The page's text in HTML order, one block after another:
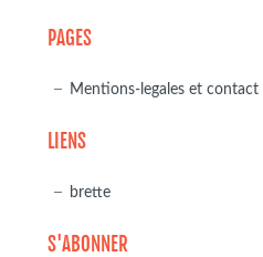
PAGES
Mentions-legales et contact
LIENS
brette
S'ABONNER